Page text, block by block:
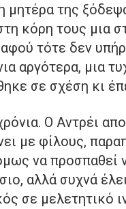
μητέρα της
κόρη τους μια
τότε δεν
αργότερα, μια
σε σχέση κι
Ο Αντρέι
με φίλους,
να προσπαθεί
αλλά συχνά
σε μελετητικό